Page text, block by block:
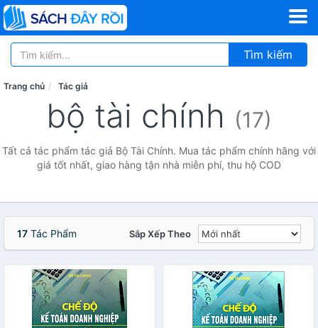
Tìm kiếm
Trang chủ Tác giả
bộ tài chính (17)
Tất cả tác phẩm tác giả Bộ Tài Chính. Mua tác phẩm chính hãng với
giá tốt nhất, giao hàng tận nhà miễn phí, thu hộ COD
17 Tác Phẩm Sắp Xếp Theo